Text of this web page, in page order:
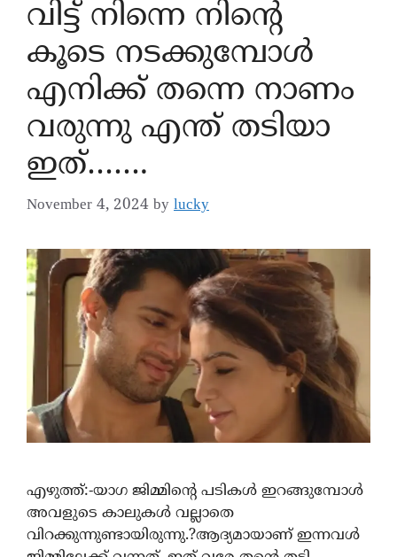
വിട്ട് നിന്നെ നിന്റെ
കൂടെ നടക്കുമ്പോൾ
എനിക്ക് തന്നെ നാണം
വരുന്നു എന്ത്‌ തടിയാ
ഇത്…….
November 4, 2024 by lucky
എഴുത്ത്:-യാഗ ജിമ്മിന്റെ പടികൾ ഇറങ്ങുമ്പോൾ
അവളുടെ കാലുകൾ വല്ലാതെ
വിറക്കുന്നുണ്ടായിരുന്നു.?ആദ്യമായാണ് ഇന്നവൾ